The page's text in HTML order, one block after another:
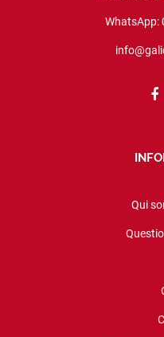
WhatsApp:
Qui